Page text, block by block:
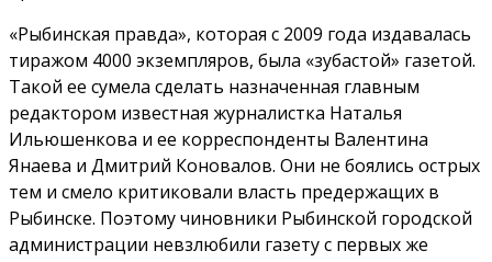
«Рыбинская правда», которая с 2009 года издавалась
тиражом 4000 экземпляров, была «зубастой» газетой.
Такой ее сумела сделать назначенная главным
редактором известная журналистка Наталья
Ильюшенкова и ее корреспонденты Валентина
Янаева и Дмитрий Коновалов. Они не боялись острых
тем и смело критиковали власть предержащих в
Рыбинске. Поэтому чиновники Рыбинской городской
администрации невзлюбили газету с первых же